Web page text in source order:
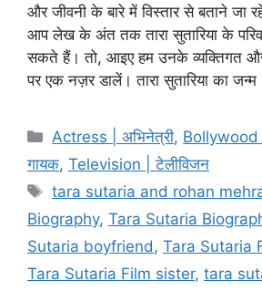
और जीवनी के बारे में विस्तार से बताने जा
आप लेख के अंत तक तारा सुतारिया के
सकते हैं। तो, आइए हम उनके व्यक्तिगत और
पर एक नज़र डालें। तारा सुतारिया का
Categories
Actress | अभिनेत्री, Bollywood
गायक, Television | टेलीविजन
Tags
tara sutaria and rohan
Biography, Tara Sutaria
Sutaria boyfriend, Tara Sutaria
Tara Sutaria Film sister, tara